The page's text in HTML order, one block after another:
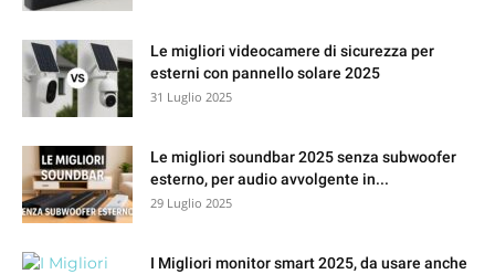
Le migliori videocamere di sicurezza per
esterni con pannello solare 2025
31 Luglio 2025
Le migliori soundbar 2025 senza subwoofer
esterno, per audio avvolgente in...
29 Luglio 2025
I Migliori monitor smart 2025, da usare anche